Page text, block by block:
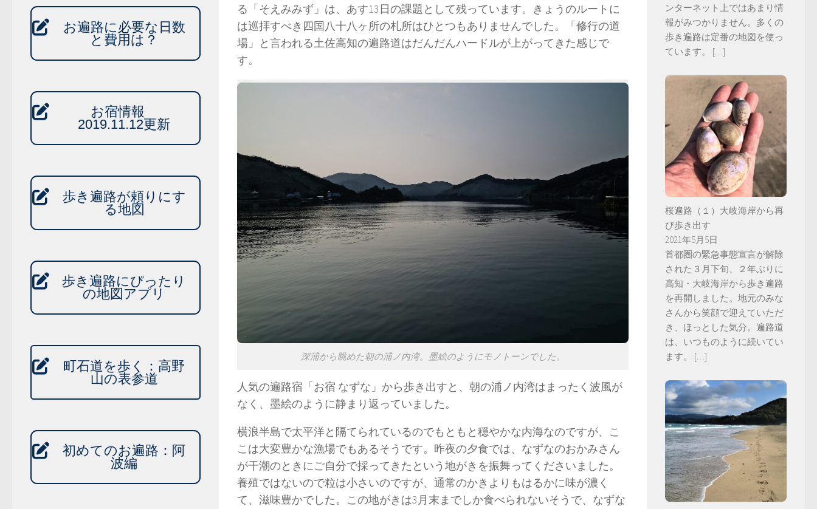
る「そえみみず」は、あす13日の課題として残っています。きょうのルートに
は巡拝すべき四国八十八ヶ所の札所はひとつもありませんでした。「修行の道
場」と言われる土佐高知の遍路道はだんだんハードルが上がってきた感じで
す。
深浦から眺めた朝の浦ノ内湾。墨絵のようにモノトーンでした。
人気の遍路宿「お宿 なずな」から歩き出すと、朝の浦ノ内湾はまったく波風が
なく、墨絵のように静まり返っていました。
横浪半島で太平洋と隔てられているのでもともと穏やかな内海なのですが、こ
こは大変豊かな漁場でもあるそうです。昨夜の夕食では、なずなのおかみさん
が干潮のときにご自分で採ってきたという地がきを振舞ってくださいました。
養殖ではないので粒は小さいのですが、通常のかきよりもはるかに味が濃く
て、滋味豊かでした。この地がきは3月末までしか食べられないそうで、なずな
お遍路に必要な日数
と費用は？
お宿情報
2019.11.12更新
歩き遍路が頼りにす
る地図
歩き遍路にぴったり
の地図アプリ
町石道を歩く：高野
山の表参道
初めてのお遍路：阿
波編
ンターネット上ではあまり情
報がみつかりません。多くの
歩き遍路は定番の地図を使っ
ています。
[…]
桜遍路（１）大岐海岸から再
び歩き出す
2021年5月5日
首都圏の緊急事態宣言が解除
された３月下旬、２年ぶりに
高知・大岐海岸から歩き遍路
を再開しました。地元のみな
さんから笑顔で迎えていただ
き、ほっとした気分。遍路道
は、いつものように続いてい
ます。
[…]